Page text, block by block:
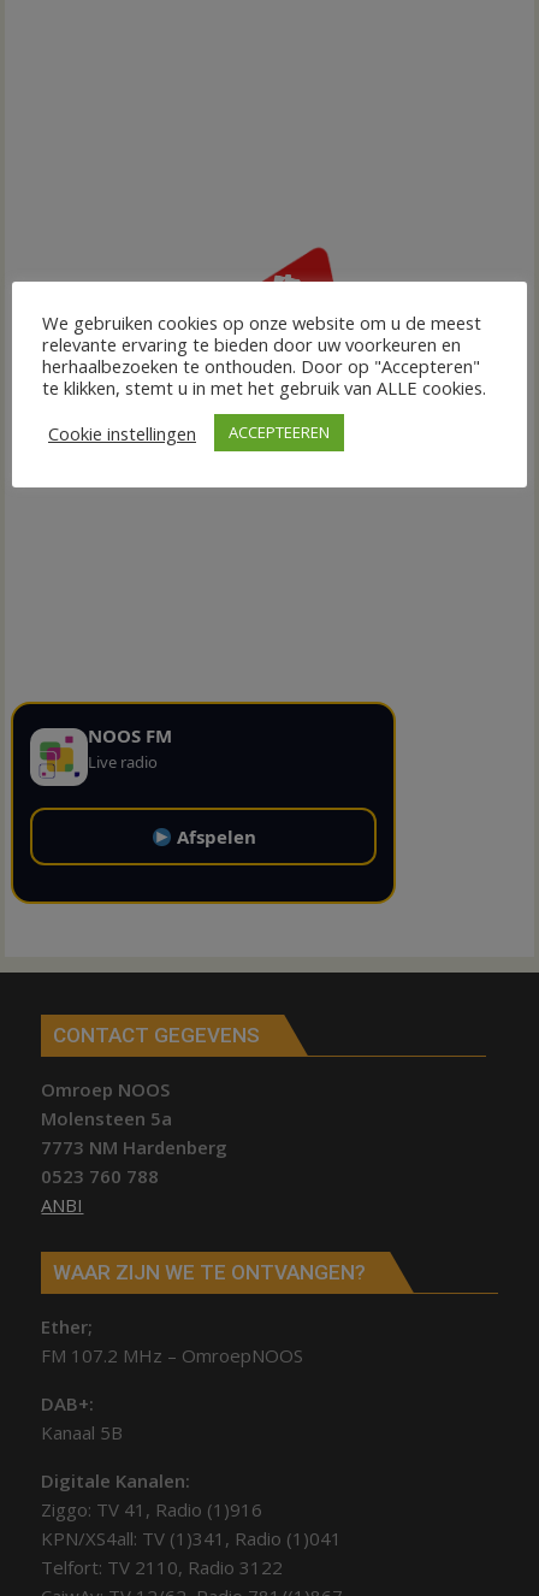
NOOS FM
Live radio
Afspelen
CONTACT GEGEVENS
Omroep NOOS
Molensteen 5a
7773 NM Hardenberg
0523 760 788
ANBI
WAAR ZIJN WE TE ONTVANGEN?
Ether;
FM 107.2 MHz – OmroepNOOS
DAB+:
Kanaal 5B
Digitale Kanalen:
Ziggo: TV 41, Radio (1)916
KPN/XS4all: TV (1)341, Radio (1)041
Telfort: TV 2110, Radio 3122
We gebruiken cookies op onze website om u de meest
relevante ervaring te bieden door uw voorkeuren en
herhaalbezoeken te onthouden. Door op "Accepteren"
te klikken, stemt u in met het gebruik van ALLE cookies.
Cookie instellingen
ACCEPTEEREN